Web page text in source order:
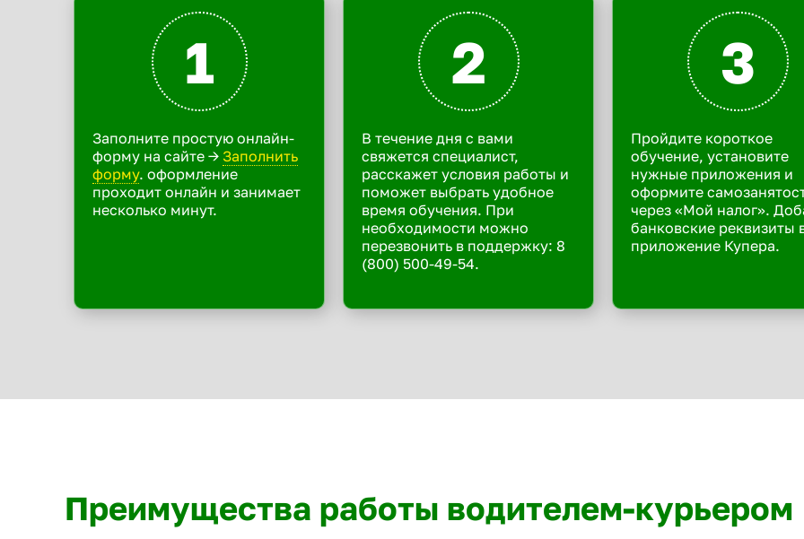
1
Заполните простую онлайн-
форму на сайте -> Заполнить
форму. оформление
проходит онлайн и занимает
несколько минут.
2
В течение дня с вами
свяжется специалист,
расскажет условия работы и
поможет выбрать удобное
время обучения. При
необходимости можно
перезвонить в поддержку: 8
(800) 500-49-54.
3
Пройдите короткое
обучение, установите
нужные приложения и
оформите
через «Мой налог».
банковские реквизиты
приложение Купера.
Преимущества работы водителем-курьером